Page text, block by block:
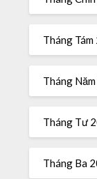
Tháng Tám
Tháng
Tháng Tư
Tháng Ba